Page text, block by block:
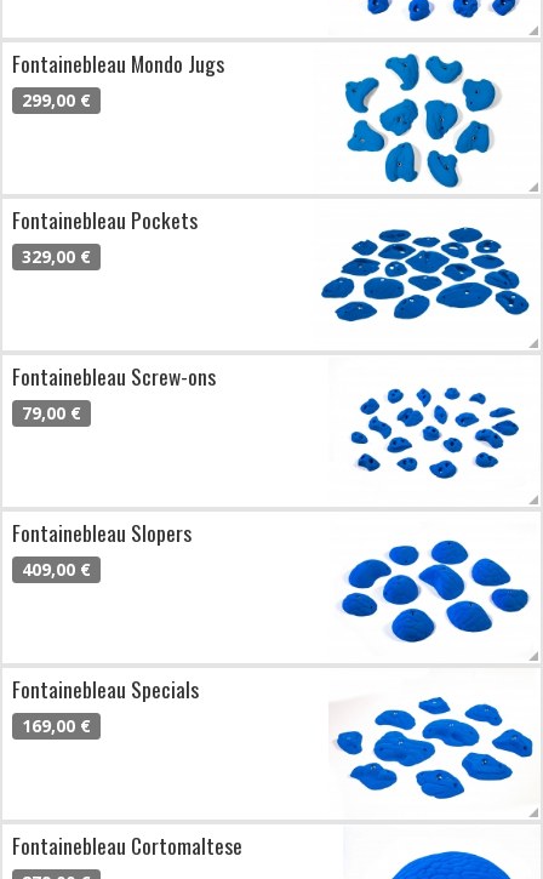
Fontainebleau Mondo Jugs
299,00 €
Fontainebleau Pockets
329,00 €
Fontainebleau Screw-ons
79,00 €
Fontainebleau Slopers
409,00 €
Fontainebleau Specials
169,00 €
Fontainebleau Cortomaltese